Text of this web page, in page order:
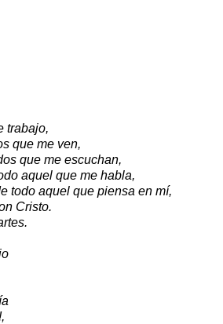
trabajo,
que me ven,
que me escuchan,
aquel que me habla,
todo aquel que piensa en mí,
Cristo.